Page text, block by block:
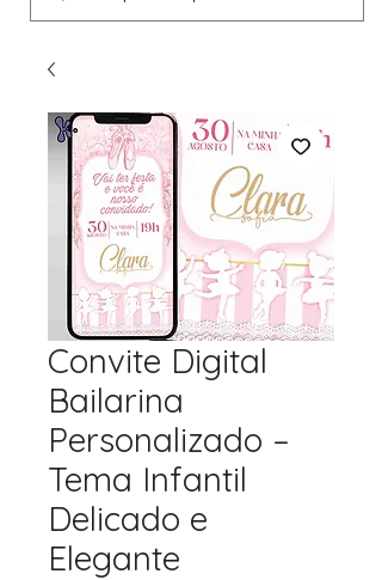
Convite Digital
Bailarina
Personalizado –
Tema Infantil
Delicado e
Elegante